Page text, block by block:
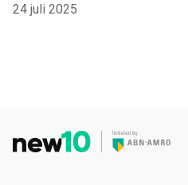
24 juli 2025